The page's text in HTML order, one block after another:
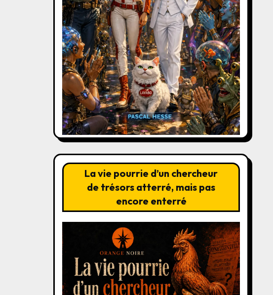
La vie pourrie d’un chercheur
de trésors atterré, mais pas
encore enterré